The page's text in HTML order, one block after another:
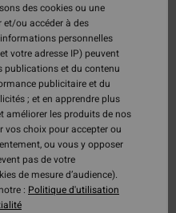
des cookies ou une
ou accéder à des
personnelles
votre adresse IP) peuvent
publications et du contenu
publicitaire et du
; et en apprendre plus
améliorer les produits de nos
vos choix pour accepter ou
ou vous y opposer
pas de votre
de mesure d’audience).
: Politique d'utilisation